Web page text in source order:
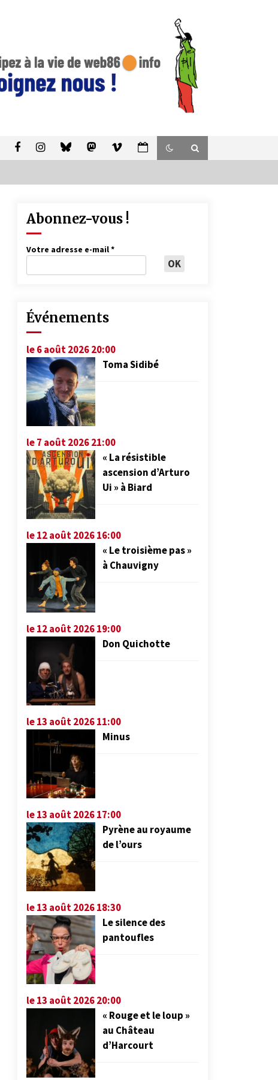
Abonnez-vous !
Votre adresse e-mail*
Événements
le 6 août 2026 20:00
Toma Sidibé
le 7 août 2026 21:00
« La résistible
ascension d’Arturo
Ui » à Biard
le 12 août 2026 16:00
« Le troisième pas »
à Chauvigny
le 12 août 2026 19:00
Don Quichotte
le 13 août 2026 11:00
Minus
le 13 août 2026 17:00
Pyrène au royaume
de l’ours
le 13 août 2026 18:30
Le silence des
pantoufles
le 13 août 2026 20:00
« Rouge et le loup »
au Château
d’Harcourt